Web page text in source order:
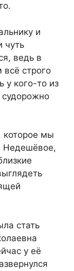
и
чуть
ведь в
всё строго
у кого-то из
судорожно
которое мы
Недешёвое,
стать
у её